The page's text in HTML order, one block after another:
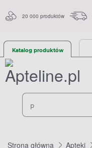
20 000 produktów
Katalog produktów
Strona główna Apteki